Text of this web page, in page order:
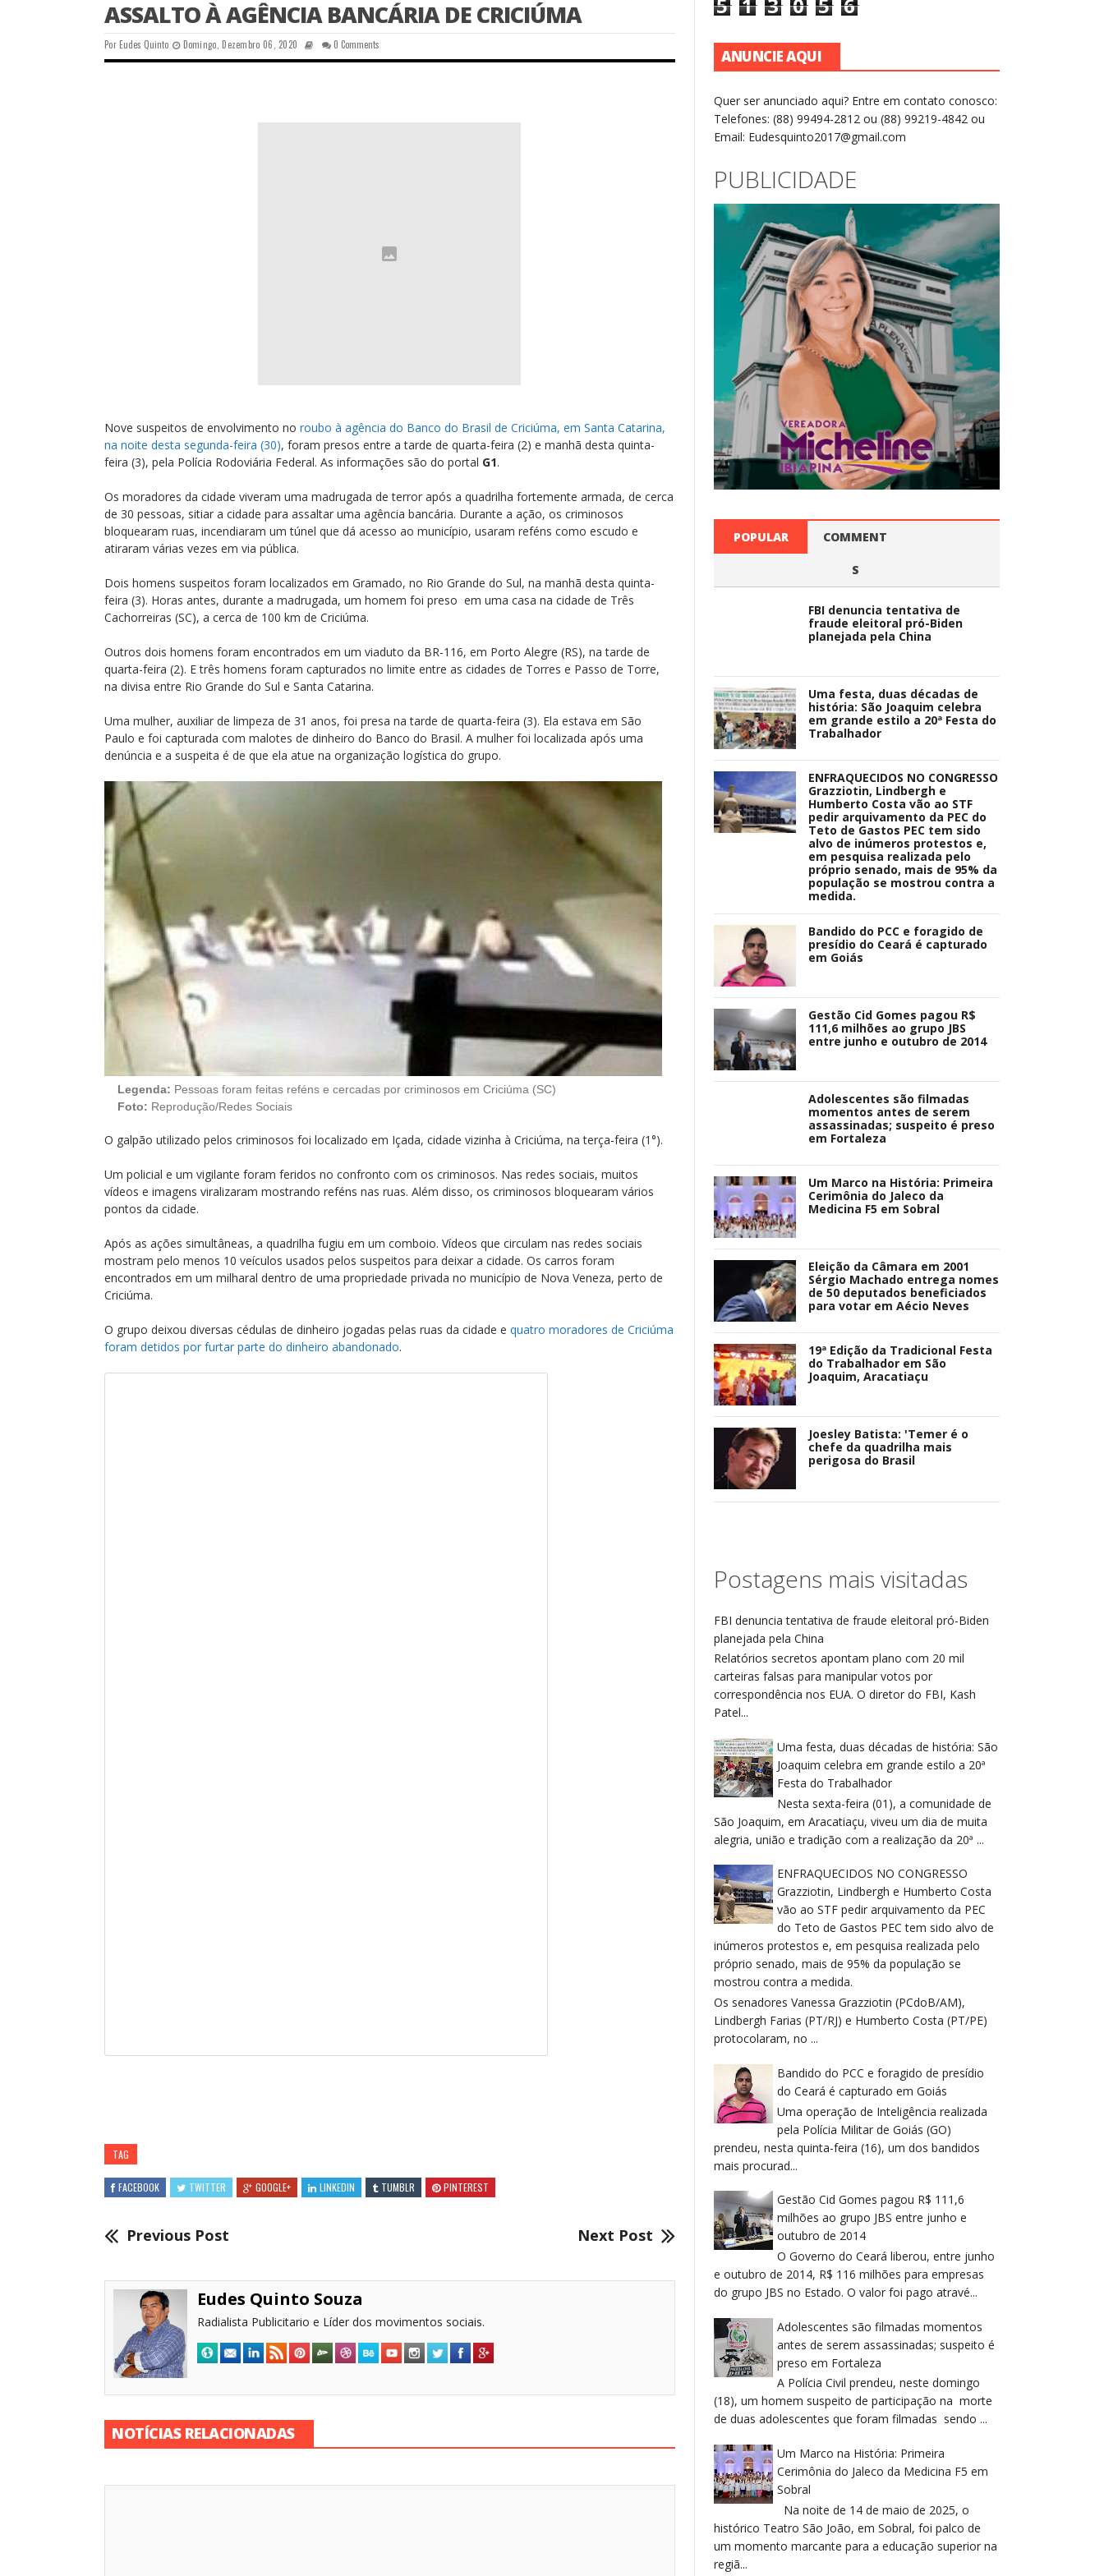
ASSALTO À AGÊNCIA BANCÁRIA DE CRICIÚMA
PorEudes Quinto Domingo, Dezembro 06, 2020 0 Comments
Nove suspeitos de envolvimento no roubo à agência do Banco do Brasil de Criciúma, em Santa Catarina,
na noite desta segunda-feira (30), foram presos entre a tarde de quarta-feira (2) e manhã desta quinta-
feira (3), pela Polícia Rodoviária Federal. As informações são do portal G1.
Os moradores da cidade viveram uma madrugada de terror após a quadrilha fortemente armada, de cerca
de 30 pessoas, sitiar a cidade para assaltar uma agência bancária. Durante a ação, os criminosos
bloquearam ruas, incendiaram um túnel que dá acesso ao município, usaram reféns como escudo e
atiraram várias vezes em via pública.
Dois homens suspeitos foram localizados em Gramado, no Rio Grande do Sul, na manhã desta quinta-
feira (3). Horas antes, durante a madrugada, um homem foi preso em uma casa na cidade de Três
Cachorreiras (SC), a cerca de 100 km de Criciúma.
Outros dois homens foram encontrados em um viaduto da BR-116, em Porto Alegre (RS), na tarde de
quarta-feira (2). E três homens foram capturados no limite entre as cidades de Torres e Passo de Torre,
na divisa entre Rio Grande do Sul e Santa Catarina.
Uma mulher, auxiliar de limpeza de 31 anos, foi presa na tarde de quarta-feira (3). Ela estava em São
Paulo e foi capturada com malotes de dinheiro do Banco do Brasil. A mulher foi localizada após uma
denúncia e a suspeita é de que ela atue na organização logística do grupo.
Legenda: Pessoas foram feitas reféns e cercadas por criminosos em Criciúma (SC)
Foto: Reprodução/Redes Sociais
O galpão utilizado pelos criminosos foi localizado em Içada, cidade vizinha à Criciúma, na terça-feira (1°).
Um policial e um vigilante foram feridos no confronto com os criminosos. Nas redes sociais, muitos
vídeos e imagens viralizaram mostrando reféns nas ruas. Além disso, os criminosos bloquearam vários
pontos da cidade.
Após as ações simultâneas, a quadrilha fugiu em um comboio. Vídeos que circulam nas redes sociais
mostram pelo menos 10 veículos usados pelos suspeitos para deixar a cidade. Os carros foram
encontrados em um milharal dentro de uma propriedade privada no município de Nova Veneza, perto de
Criciúma.
O grupo deixou diversas cédulas de dinheiro jogadas pelas ruas da cidade e quatro moradores de Criciúma
foram detidos por furtar parte do dinheiro abandonado.
TAG
FACEBOOK TWITTER GOOGLE+ LINKEDIN TUMBLR PINTEREST
Previous Post Next Post
Eudes Quinto Souza
Radialista Publicitario e Líder dos movimentos sociais.
NOTÍCIAS RELACIONADAS
ANUNCIE AQUI
Quer ser anunciado aqui? Entre em contato conosco:
Telefones: (88) 99494-2812 ou (88) 99219-4842 ou
Email: Eudesquinto2017@gmail.com
PUBLICIDADE
POPULAR COMMENT
S
FBI denuncia tentativa de
fraude eleitoral pró-Biden
planejada pela China
Uma festa, duas décadas de
história: São Joaquim celebra
em grande estilo a 20ª Festa do
Trabalhador
ENFRAQUECIDOS NO CONGRESSO
Grazziotin, Lindbergh e
Humberto Costa vão ao STF
pedir arquivamento da PEC do
Teto de Gastos PEC tem sido
alvo de inúmeros protestos e,
em pesquisa realizada pelo
próprio senado, mais de 95% da
população se mostrou contra a
medida.
Bandido do PCC e foragido de
presídio do Ceará é capturado
em Goiás
Gestão Cid Gomes pagou R$
111,6 milhões ao grupo JBS
entre junho e outubro de 2014
Adolescentes são filmadas
momentos antes de serem
assassinadas; suspeito é preso
em Fortaleza
Um Marco na História: Primeira
Cerimônia do Jaleco da
Medicina F5 em Sobral
Eleição da Câmara em 2001
Sérgio Machado entrega nomes
de 50 deputados beneficiados
para votar em Aécio Neves
19ª Edição da Tradicional Festa
do Trabalhador em São
Joaquim, Aracatiaçu
Joesley Batista: 'Temer é o
chefe da quadrilha mais
perigosa do Brasil
Postagens mais visitadas
FBI denuncia tentativa de fraude eleitoral pró-Biden
planejada pela China
Relatórios secretos apontam plano com 20 mil
carteiras falsas para manipular votos por
correspondência nos EUA. O diretor do FBI, Kash
Patel...
Uma festa, duas décadas de história: São
Joaquim celebra em grande estilo a 20ª
Festa do Trabalhador
Nesta sexta-feira (01), a comunidade de
São Joaquim, em Aracatiaçu, viveu um dia de muita
alegria, união e tradição com a realização da 20ª ...
ENFRAQUECIDOS NO CONGRESSO
Grazziotin, Lindbergh e Humberto Costa
vão ao STF pedir arquivamento da PEC
do Teto de Gastos PEC tem sido alvo de
inúmeros protestos e, em pesquisa realizada pelo
próprio senado, mais de 95% da população se
mostrou contra a medida.
Os senadores Vanessa Grazziotin (PCdoB/AM),
Lindbergh Farias (PT/RJ) e Humberto Costa (PT/PE)
protocolaram, no ...
Bandido do PCC e foragido de presídio
do Ceará é capturado em Goiás
Uma operação de Inteligência realizada
pela Polícia Militar de Goiás (GO)
prendeu, nesta quinta-feira (16), um dos bandidos
mais procurad...
Gestão Cid Gomes pagou R$ 111,6
milhões ao grupo JBS entre junho e
outubro de 2014
O Governo do Ceará liberou, entre junho
e outubro de 2014, R$ 116 milhões para empresas
do grupo JBS no Estado. O valor foi pago atravé...
Adolescentes são filmadas momentos
antes de serem assassinadas; suspeito é
preso em Fortaleza
A Polícia Civil prendeu, neste domingo
(18), um homem suspeito de participação na morte
de duas adolescentes que foram filmadas sendo ...
Um Marco na História: Primeira
Cerimônia do Jaleco da Medicina F5 em
Sobral
Na noite de 14 de maio de 2025, o
histórico Teatro São João, em Sobral, foi palco de
um momento marcante para a educação superior na
regiã...